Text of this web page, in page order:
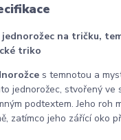
jednorožec na tričku,
triko
s temnotou a
jednorožec, stvořený ve
podtextem. Jeho roh
zatímco jeho zářící oko